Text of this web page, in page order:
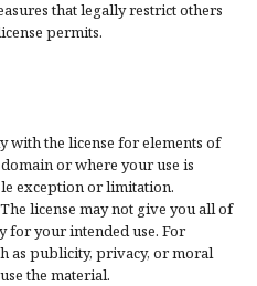
that legally restrict others
permits.
with the license for elements of
or where your use is
exception or limitation.
license may not give you all of
for your intended use. For
as publicity, privacy, or moral
the material.